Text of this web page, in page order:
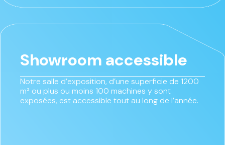
Showroom accessible
Notre salle d’exposition, d’une superficie de 1200
m² ou plus ou moins 100 machines y sont
exposées, est accessible tout au long de l’année.